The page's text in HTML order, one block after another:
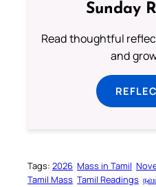
Sunday
Read thoughtful
and
Tags: 2026 Mass in Tamil
Tamil Mass Tamil Readings